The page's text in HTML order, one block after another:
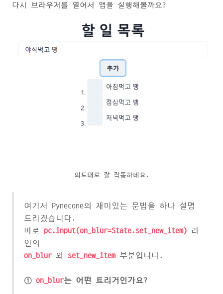
다시 브라우저를 열어서 앱을 실행해볼까요?
의도대로 잘 작동하네요.
여기서 Pynecone의 재미있는 문법을 하나 설명
드리겠습니다.
바로 pc.input(on_blur=State.set_new_item) 라
인의
on_blur와 set_new_item부분입니다.
① on_blur는 어떤 트리거인가요?